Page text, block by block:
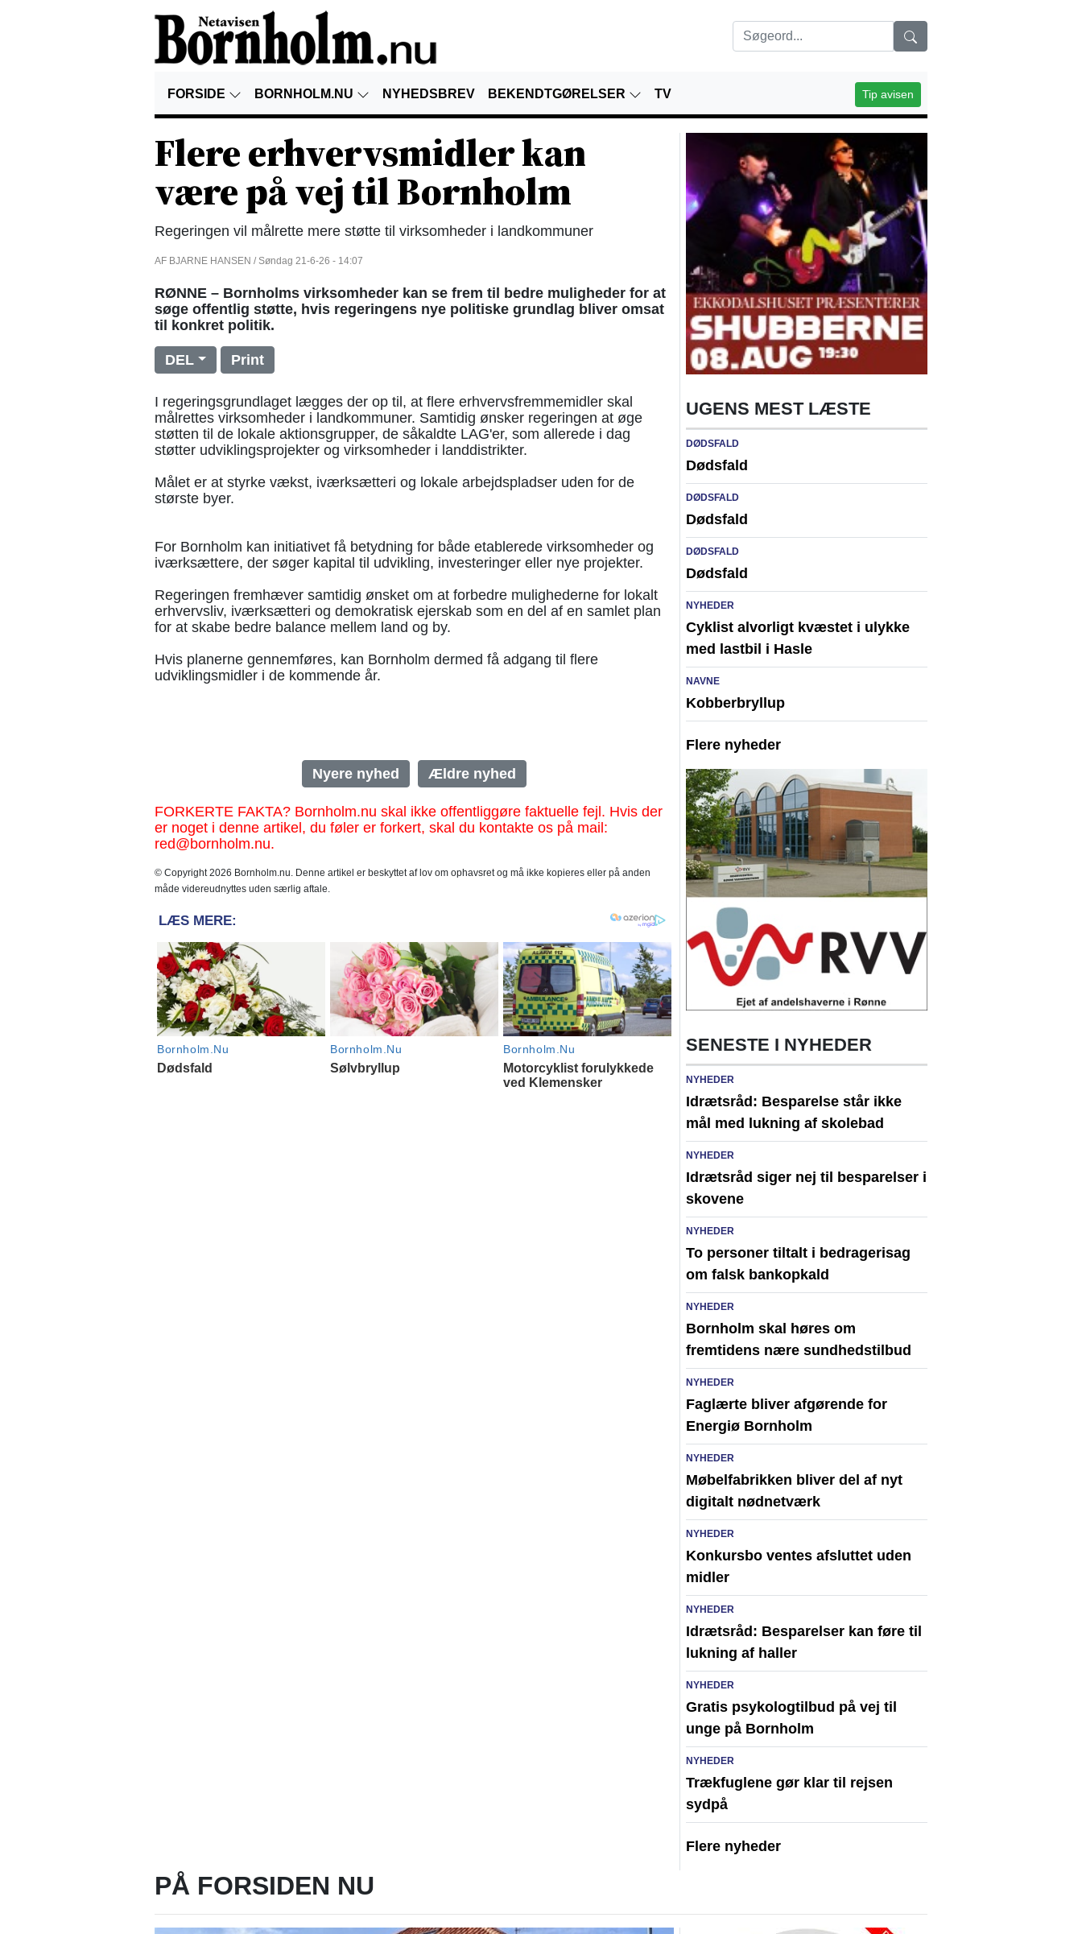
FORSIDE BORNHOLM.NU NYHEDSBREV BEKENDTGØRELSER TV Tip avisen
Flere erhvervsmidler kan
være på vej til Bornholm
Regeringen vil målrette mere støtte til virksomheder i landkommuner
AF BJARNE HANSEN / Søndag 21-6-26 - 14:07
RØNNE – Bornholms virksomheder kan se frem til bedre muligheder for at
søge offentlig støtte, hvis regeringens nye politiske grundlag bliver omsat
til konkret politik.
DEL Print
I regeringsgrundlaget lægges der op til, at flere erhvervsfremmemidler skal
målrettes virksomheder i landkommuner. Samtidig ønsker regeringen at øge
støtten til de lokale aktionsgrupper, de såkaldte LAG'er, som allerede i dag
støtter udviklingsprojekter og virksomheder i landdistrikter.
Målet er at styrke vækst, iværksætteri og lokale arbejdspladser uden for de
største byer.
For Bornholm kan initiativet få betydning for både etablerede virksomheder og
iværksættere, der søger kapital til udvikling, investeringer eller nye projekter.
Regeringen fremhæver samtidig ønsket om at forbedre mulighederne for lokalt
erhvervsliv, iværksætteri og demokratisk ejerskab som en del af en samlet plan
for at skabe bedre balance mellem land og by.
Hvis planerne gennemføres, kan Bornholm dermed få adgang til flere
udviklingsmidler i de kommende år.
Nyere nyhed Ældre nyhed
FORKERTE FAKTA? Bornholm.nu skal ikke offentliggøre faktuelle fejl. Hvis der
er noget i denne artikel, du føler er forkert, skal du kontakte os på mail:
red@bornholm.nu.
© Copyright 2026 Bornholm.nu. Denne artikel er beskyttet af lov om ophavsret og må ikke kopieres eller på anden
måde videreudnyttes uden særlig aftale.
UGENS MEST LÆSTE
DØDSFALD
Dødsfald
DØDSFALD
Dødsfald
DØDSFALD
Dødsfald
NYHEDER
Cyklist alvorligt kvæstet i ulykke
med lastbil i Hasle
NAVNE
Kobberbryllup
Flere nyheder
SENESTE I NYHEDER
NYHEDER
Idrætsråd: Besparelse står ikke
mål med lukning af skolebad
NYHEDER
Idrætsråd siger nej til besparelser i
skovene
NYHEDER
To personer tiltalt i bedragerisag
om falsk bankopkald
NYHEDER
Bornholm skal høres om
fremtidens nære sundhedstilbud
NYHEDER
Faglærte bliver afgørende for
Energiø Bornholm
NYHEDER
Møbelfabrikken bliver del af nyt
digitalt nødnetværk
NYHEDER
Konkursbo ventes afsluttet uden
midler
NYHEDER
Idrætsråd: Besparelser kan føre til
lukning af haller
NYHEDER
Gratis psykologtilbud på vej til
unge på Bornholm
NYHEDER
Trækfuglene gør klar til rejsen
sydpå
Flere nyheder
PÅ FORSIDEN NU